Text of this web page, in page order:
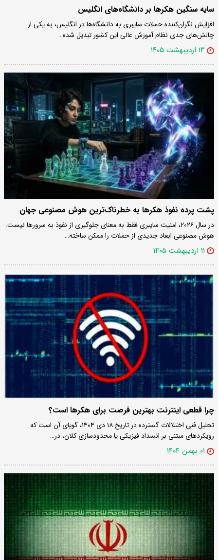
سایه سنگین هکرها بر دانشگاه‌های انگلیس
افزایش نگران‌کننده حملات سایبری به دانشگاه‌ها در انگلیس، به یکی از
چالش‌های جدی نظام آموزش عالی این کشور تبدیل شده…
۱۳ اردیبهشت ۱۴۰۵
پشت پرده نفوذ هکرها به خطرناک‌ترین هوش مصنوعی جهان
در سال ۲۰۲۶، امنیت سایبری فقط به معنای جلوگیری از نفوذ به سرورها نیست.
هوش مصنوعی ابعاد جدیدی از حملات را ممکن ساخته…
۱۱ اردیبهشت ۱۴۰۵
چرا قطعی اینترنت بهترین فرصت برای هکرها است؟
تحلیل فنی اختلالات گسترده در تاریخ ۱۸ دی ۱۴۰۴، گویای آن است که
رویکردهای مبتنی بر انسداد فیزیکی یا محدودسازی کلان، در…
۰۱ بهمن ۱۴۰۴